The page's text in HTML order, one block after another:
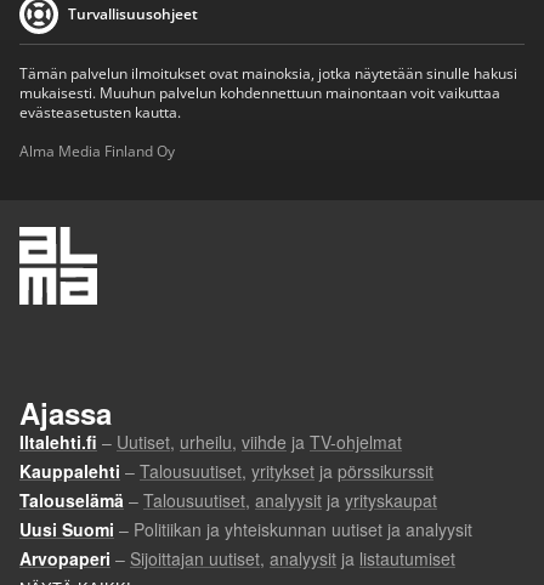
Turvallisuusohjeet
Tämän palvelun ilmoitukset ovat mainoksia, jotka näytetään sinulle hakusi
mukaisesti. Muuhun palvelun kohdennettuun mainontaan voit vaikuttaa
evästeasetusten kautta.
Alma Media Finland Oy